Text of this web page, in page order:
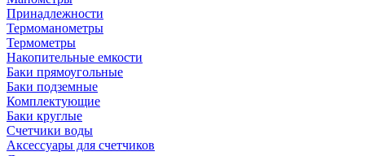
Принадлежности
Термоманометры
Термометры
Накопительные емкости
Баки прямоугольные
Баки подземные
Комплектующие
Баки круглые
Счетчики воды
Аксессуары для счетчиков